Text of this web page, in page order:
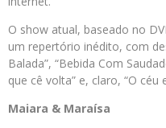
O show atual, baseado no
um repertório inédito, com
Balada”, “Bebida Com
que cê volta” e, claro, “O céu
Maiara & Maraísa